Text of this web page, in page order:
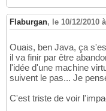
Flaburgan, le 10/12/2010
Ouais, ben Java, ça
il va finir par être
l'idée d'une machine
suivent le pas... Je
C'est triste de voir